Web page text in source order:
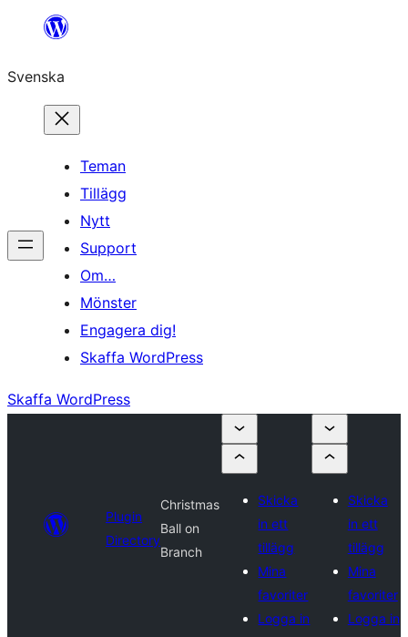
Hoppa
innehåll
Svenska
Teman
Tillägg
Nytt
Support
Om…
Mönster
Engagera dig!
Skaffa WordPress
Skaffa WordPress
Plugin
Directory
Christmas
Ball on
Branch
Skicka
in ett
tillägg
Mina
favoriter
Logga in
Skicka
in ett
tillägg
Mina
favoriter
Logga in